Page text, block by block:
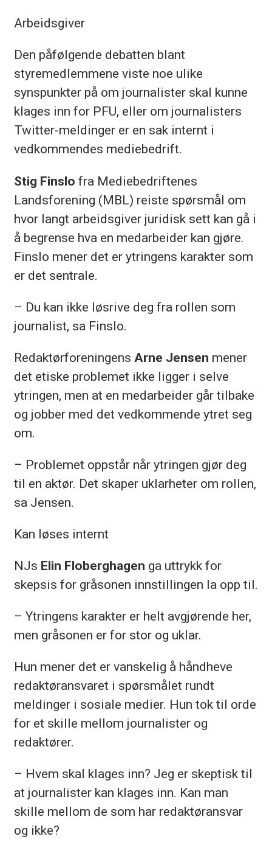
Arbeidsgiver
Den påfølgende debatten blant
styremedlemmene viste noe ulike
synspunkter på om journalister skal kunne
klages inn for PFU, eller om journalisters
Twitter-meldinger er en sak internt i
vedkommendes mediebedrift.
Stig Finslo fra Mediebedriftenes
Landsforening (MBL) reiste spørsmål om
hvor langt arbeidsgiver juridisk sett kan gå i
å begrense hva en medarbeider kan gjøre.
Finslo mener det er ytringens karakter som
er det sentrale.
– Du kan ikke løsrive deg fra rollen som
journalist, sa Finslo.
Redaktørforeningens Arne Jensen mener
det etiske problemet ikke ligger i selve
ytringen, men at en medarbeider går tilbake
og jobber med det vedkommende ytret seg
om.
– Problemet oppstår når ytringen gjør deg
til en aktør. Det skaper uklarheter om rollen,
sa Jensen.
Kan løses internt
NJs Elin Floberghagen ga uttrykk for
skepsis for gråsonen innstillingen la opp til.
– Ytringens karakter er helt avgjørende her,
men gråsonen er for stor og uklar.
Hun mener det er vanskelig å håndheve
redaktøransvaret i spørsmålet rundt
meldinger i sosiale medier. Hun tok til orde
for et skille mellom journalister og
redaktører.
– Hvem skal klages inn? Jeg er skeptisk til
at journalister kan klages inn. Kan man
skille mellom de som har redaktøransvar
og ikke?